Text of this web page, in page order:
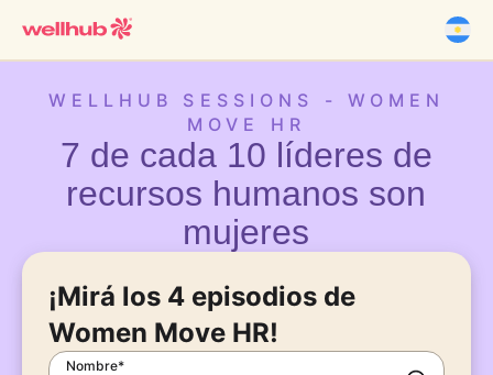
WELLHUB SESSIONS - WOMEN
MOVE HR
7 de cada 10 líderes de
recursos humanos son
mujeres
¡Mirá los 4 episodios de
Women Move HR!
Nombre*